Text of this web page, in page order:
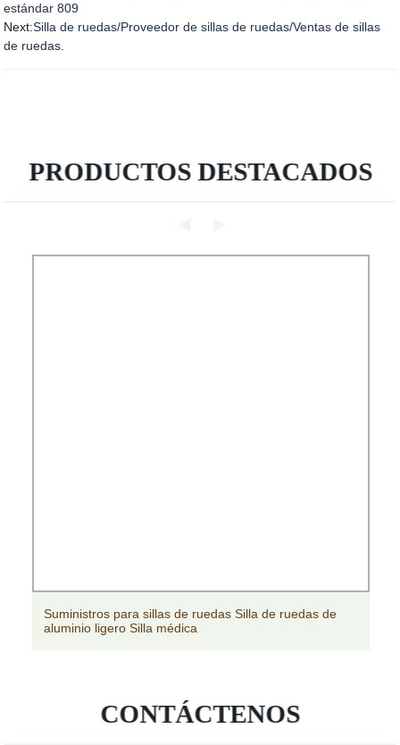
estándar 809
Next:Silla de ruedas/Proveedor de sillas de ruedas/Ventas de sillas
de ruedas.
PRODUCTOS DESTACADOS
Suministros para sillas de ruedas Silla de ruedas de
aluminio ligero Silla médica
CONTÁCTENOS